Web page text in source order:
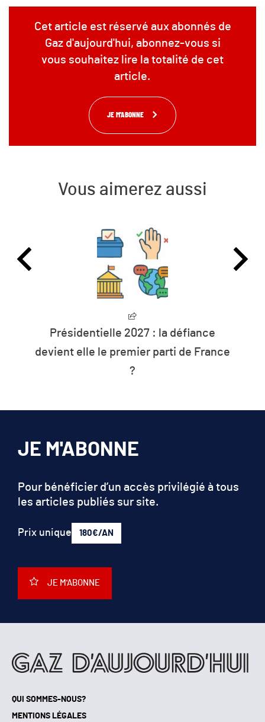
Cet article est réservé aux abonnés de
Gaz d'aujourd'hui, abonnez-vous si
vous souhaitez lire la totalité de cet
article.
JE M'ABONNE
Vous aimerez aussi
Présidentielle 2027 : la défiance
devient elle le premier parti de France
?
QUI SOMMES-NOUS?
MENTIONS LÉGALES
JE M'ABONNE
Pour bénéficier d’un accès privilégié à tous
les articles publiés sur site.
Prix unique 180€/AN
JE M'ABONNE